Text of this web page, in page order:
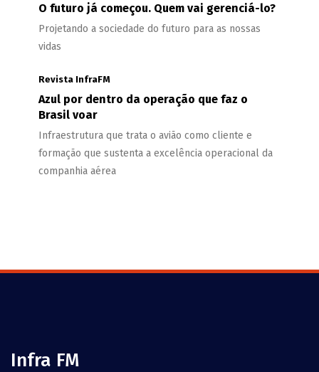
O futuro já começou. Quem vai gerenciá-lo?
Projetando a sociedade do futuro para as nossas
vidas
Revista InfraFM
Azul por dentro da operação que faz o
Brasil voar
Infraestrutura que trata o avião como cliente e
formação que sustenta a excelência operacional da
companhia aérea
Infra FM